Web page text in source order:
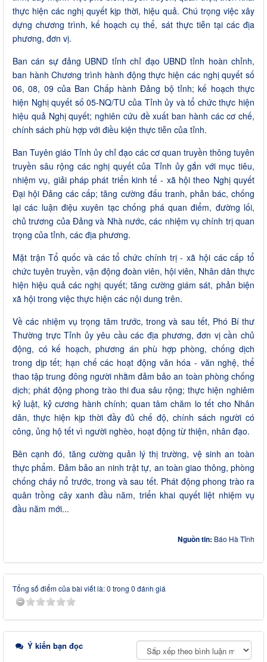
thực hiện các nghị quyết kịp thời, hiệu quả. Chú trọng việc xây
dựng chương trình, kế hoạch cụ thể, sát thực tiễn tại các địa
phương, đơn vị.
Ban cán sự đảng UBND tỉnh chỉ đạo UBND tỉnh hoàn chỉnh,
ban hành Chương trình hành động thực hiện các nghị quyết số
06, 08, 09 của Ban Chấp hành Đảng bộ tỉnh; kế hoạch thực
hiện Nghị quyết số 05-NQ/TU của Tỉnh ủy và tổ chức thực hiện
hiệu quả Nghị quyết; nghiên cứu đề xuất ban hành các cơ chế,
chính sách phù hợp với điều kiện thực tiễn của tỉnh.
Ban Tuyên giáo Tỉnh ủy chỉ đạo các cơ quan truyền thông tuyên
truyền sâu rộng các nghị quyết của Tỉnh ủy gắn với mục tiêu,
nhiệm vụ, giải pháp phát triển kinh tế - xã hội theo Nghị quyết
Đại hội Đảng các cấp; tăng cường đấu tranh, phản bác, chống
lại các luận điệu xuyên tạc chống phá quan điểm, đường lối,
chủ trương của Đảng và Nhà nước, các nhiệm vụ chính trị quan
trọng của tỉnh, các địa phương.
Mặt trận Tổ quốc và các tổ chức chính trị - xã hội các cấp tổ
chức tuyên truyền, vận động đoàn viên, hội viên, Nhân dân thực
hiện hiệu quả các nghị quyết; tăng cường giám sát, phản biện
xã hội trong việc thực hiện các nội dung trên.
Về các nhiệm vụ trọng tâm trước, trong và sau tết, Phó Bí thư
Thường trực Tỉnh ủy yêu cầu các địa phương, đơn vị cần chủ
động, có kế hoạch, phương án phù hợp phòng, chống dịch
trong dịp tết; hạn chế các hoạt động văn hóa - văn nghệ, thể
thao tập trung đông người nhằm đảm bảo an toàn phòng chống
dịch; phát động phong trào thi đua sâu rộng; thực hiện nghiêm
kỷ luật, kỷ cương hành chính; quan tâm chăm lo tết cho Nhân
dân, thực hiện kịp thời đầy đủ chế độ, chính sách người có
công, ủng hộ tết vì người nghèo, hoạt động từ thiện, nhân đạo.
Bên cạnh đó, tăng cường quản lý thị trường, vệ sinh an toàn
thực phẩm. Đảm bảo an ninh trật tự, an toàn giao thông, phòng
chống cháy nổ trước, trong và sau tết. Phát động phong trào ra
quân trồng cây xanh đầu năm, triển khai quyết liệt nhiệm vụ
đầu năm mới...
Nguồn tin: Báo Hà Tĩnh
Tổng số điểm của bài viết là: 0 trong 0 đánh giá
Ý kiến bạn đọc